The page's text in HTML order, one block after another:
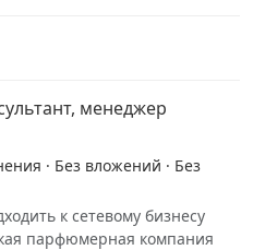
менеджер
· Без вложений · Без
к сетевому бизнесу
парфюмерная компания